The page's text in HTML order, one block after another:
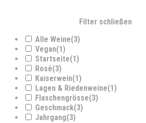
Filter schließen
Alle Weine(3)
Vegan(1)
Startseite(1)
Rosé(3)
Kaiserwein(1)
Lagen & Riedenweine(1)
Flaschengrösse(3)
Geschmack(3)
Jahrgang(3)